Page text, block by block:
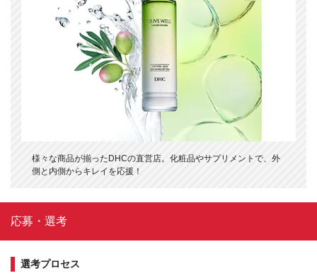
様々な商品が揃ったDHCの直営店。化粧品やサプリメントで、外
側と内側からキレイを応援！
応募・選考
選考プロセス